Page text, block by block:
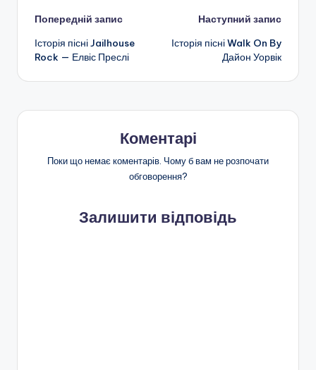
Навігація
по
запису
Попередній запис
Історія пісні Jailhouse
Rock — Елвіс Преслі
Наступний запис
Історія пісні Walk On By
Дайон Уорвік
Коментарі
Поки що немає коментарів. Чому б вам не розпочати
обговорення?
Залишити відповідь